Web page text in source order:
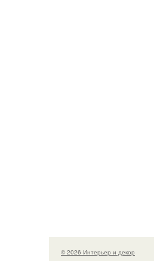
© 2026 Интерьер и декор